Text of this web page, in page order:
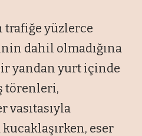
trafiğe yüzlerce
dahil olmadığına
yandan yurt içinde
törenleri,
vasıtasıyla
eser